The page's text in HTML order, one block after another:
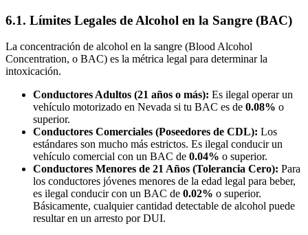
6.1. Límites Legales de Alcohol en la Sangre (BAC)
La concentración de alcohol en la sangre (Blood Alcohol
Concentration, o BAC) es la métrica legal para determinar la
intoxicación.
Conductores Adultos (21 años o más): Es ilegal operar un
vehículo motorizado en Nevada si tu BAC es de 0.08% o
superior.
Conductores Comerciales (Poseedores de CDL): Los
estándares son mucho más estrictos. Es ilegal conducir un
vehículo comercial con un BAC de 0.04% o superior.
Conductores Menores de 21 Años (Tolerancia Cero): Para
los conductores jóvenes menores de la edad legal para beber,
es ilegal conducir con un BAC de 0.02% o superior.
Básicamente, cualquier cantidad detectable de alcohol puede
resultar en un arresto por DUI.